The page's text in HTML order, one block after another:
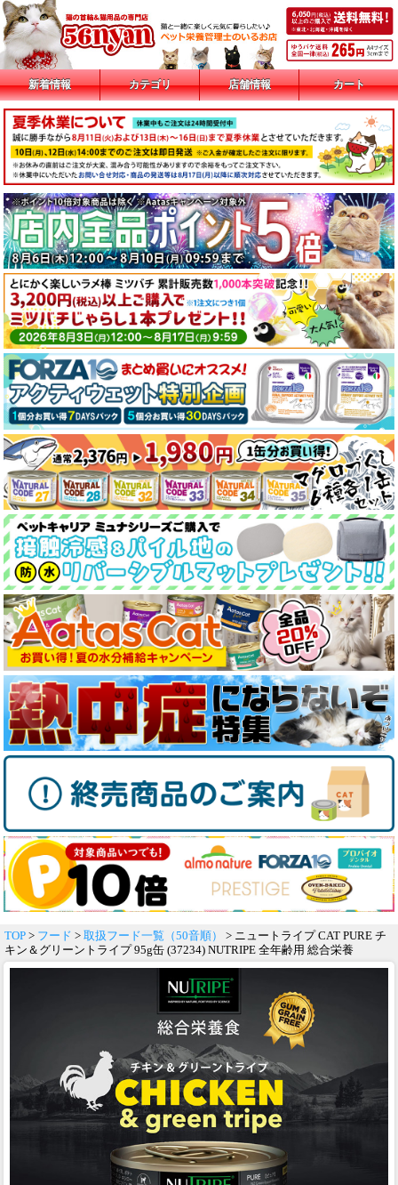
新着情報 カテゴリ 店舗情報 カート
TOP > フード > 取扱フード一覧（50音順）
> ニュートライプ CAT PURE チ
キン＆グリーントライプ 95g缶 (37234) NUTRIPE 全年齢用 総合栄養